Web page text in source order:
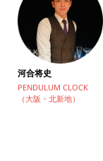
河合将史
PENDULUM CLOCK
（大阪・北新地）